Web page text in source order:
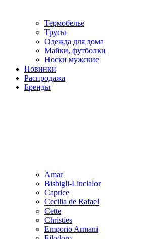
Термобелье
Трусы
Одежда для дома
Майки, футболки
Носки мужские
Новинки
Распродажа
Бренды
Amar
Bisbigli-Linclalor
Caprice
Cecilia de Rafael
Cette
Christies
Emporio Armani